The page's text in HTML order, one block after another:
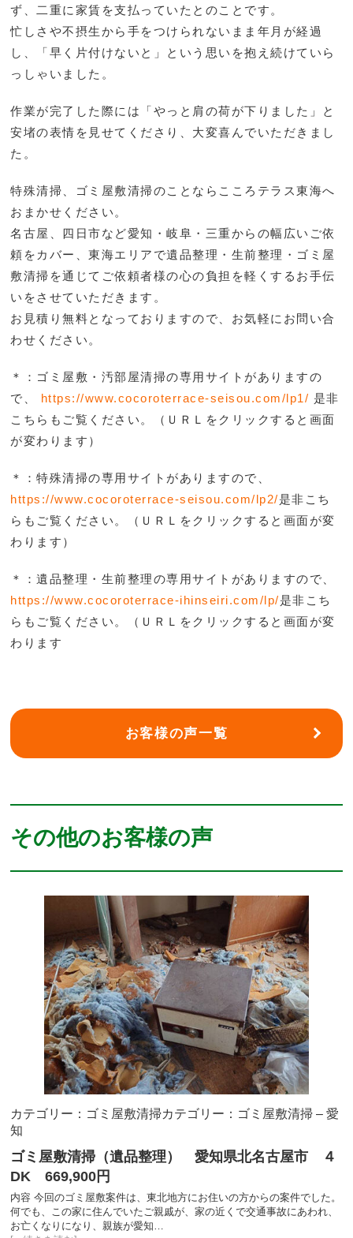
ず、二重に家賃を支払っていたとのことです。
忙しさや不摂生から手をつけられないまま年月が経過
し、「早く片付けないと」という思いを抱え続けていら
っしゃいました。
作業が完了した際には「やっと肩の荷が下りました」と
安堵の表情を見せてくださり、大変喜んでいただきまし
た。
特殊清掃、ゴミ屋敷清掃のことならこころテラス東海へ
おまかせください。
名古屋、四日市など愛知・岐阜・三重からの幅広いご依
頼をカバー、東海エリアで遺品整理・生前整理・ゴミ屋
敷清掃を通じてご依頼者様の心の負担を軽くするお手伝
いをさせていただきます。
お見積り無料となっておりますので、お気軽にお問い合
わせください。
＊：ゴミ屋敷・汚部屋清掃の専用サイトがありますの
で、 https://www.cocoroterrace-seisou.com/lp1/ 是非
こち らもご覧ください。（ＵＲＬをクリックすると画面
が変わります）
＊：特殊清掃の専用サイトがありますので、
https://www.cocoroterrace-seisou.com/lp2/是非こち
らもご覧ください。（ＵＲＬをクリックすると画面が変
わります）
＊：遺品整理・生前整理の専用サイトがありますので、
https://www.cocoroterrace-ihinseiri.com/lp/是非こち
らもご覧ください。（ＵＲＬをクリックすると画面が変
わります
お客様の声一覧
その他のお客様の声
カテゴリー：ゴミ屋敷清掃カテゴリー：ゴミ屋敷清掃 – 愛
知
ゴミ屋敷清掃（遺品整理） 愛知県北名古屋市 ４
DK 669,900円
内容 今回のゴミ屋敷案件は、東北地方にお住いの方からの案件でした。
何でも、この家に住んでいたご親戚が、家の近くで交通事故にあわれ、
お亡くなりになり、親族が愛知…